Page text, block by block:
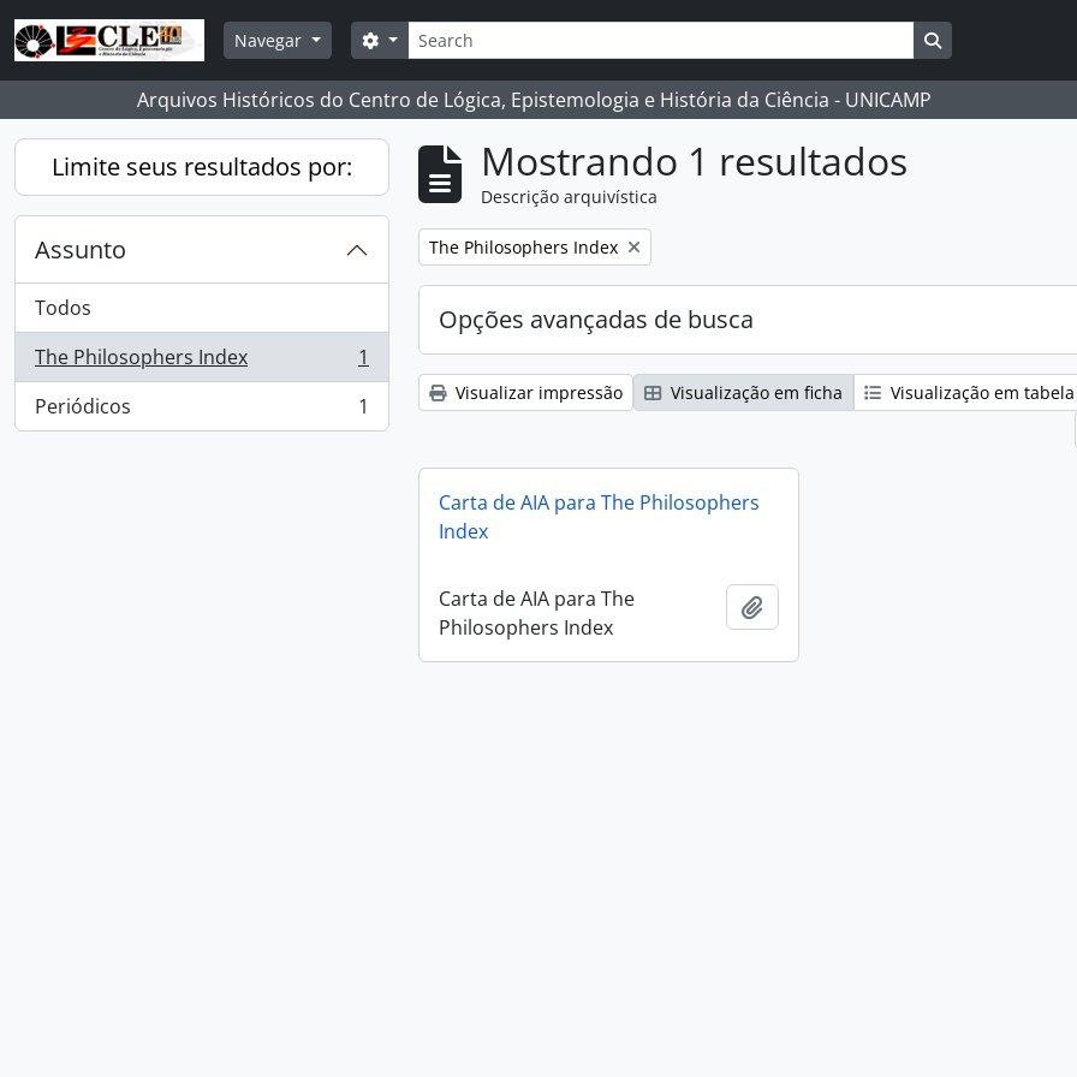
Skip to main content
Navegar
Buscar
Opções de busca
Arquivos Históricos do Centro de Lógica, Epistemologia e História da Ciência - UNICAMP
Limite seus resultados por:
Assunto
Todos
The Philosophers Index
, 1 resultados
1
Periódicos
, 1 resultados 1
Mostrando 1 resultados
Descrição arquivística
Remover filtro:
The Philosophers Index
Opções avançadas de busca
Visualizar impressão Visualização em ficha Visualização em tabela
Carta de AIA para The Philosophers
Index
Carta de AIA para The
Philosophers Index